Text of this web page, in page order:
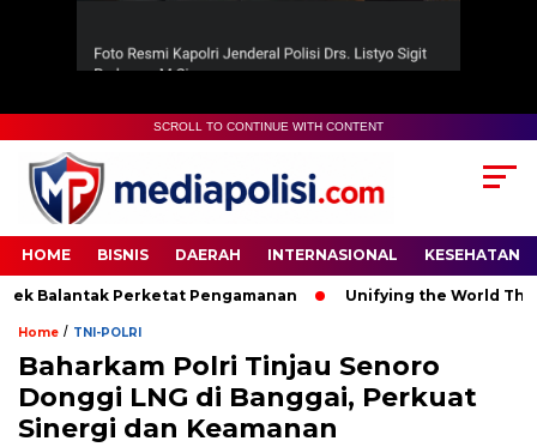
SCROLL TO CONTINUE WITH CONTENT
HOME BISNIS DAERAH INTERNASIONAL KESEHATAN
Perketat Pengamanan Unifying the World
Home / TNI-POLRI
Baharkam Polri Tinjau Senoro
Donggi LNG di Banggai, Perkuat
Sinergi dan Keamanan